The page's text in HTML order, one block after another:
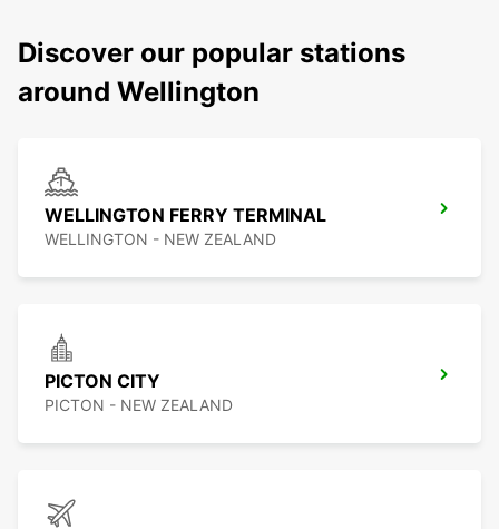
Discover our popular stations
around Wellington
WELLINGTON FERRY TERMINAL
WELLINGTON - NEW ZEALAND
PICTON CITY
PICTON - NEW ZEALAND